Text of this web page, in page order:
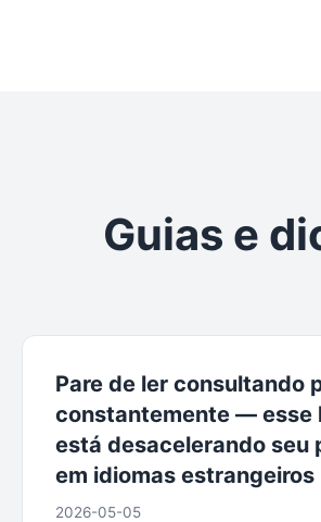
Guias e
Pare de ler consultando
constantemente — esse
está desacelerando seu
em idiomas estrangeiros
2026-05-05